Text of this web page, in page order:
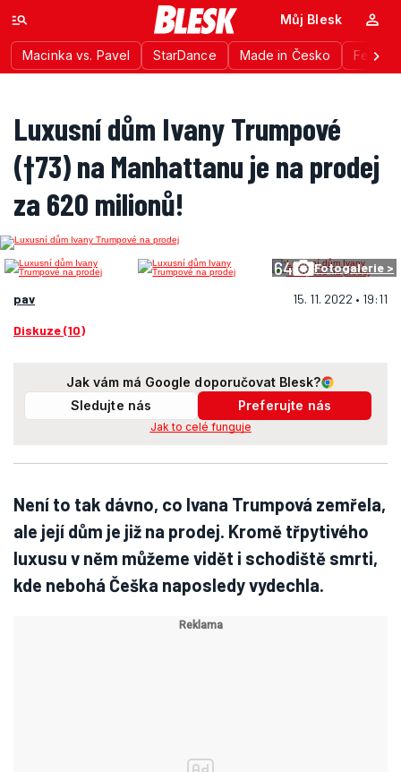
Macinka vs. Pavel StarDance Made in Česko
Můj Blesk
Luxusní dům Ivany Trumpové
(†73) na Manhattanu je na prodej
za 620 milionů!
64 Fotogalerie >
pav 15. 11. 2022 • 19:11
Diskuze (10)
Jak vám má Google doporučovat Blesk?
Sledujte nás
Preferujte nás
Jak to celé funguje
Není to tak dávno, co Ivana Trumpová zemřela,
ale její dům je již na prodej. Kromě třpytivého
luxusu v něm můžeme vidět i schodiště smrti,
kde nebohá Češka naposledy vydechla.